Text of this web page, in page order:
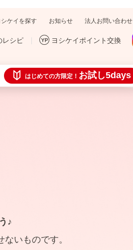
ケイを探す お知らせ 法人お問い合わせ
レシピ ヨシケイポイント交換
はじめての方限定！ お試し5days
♪
いものです。